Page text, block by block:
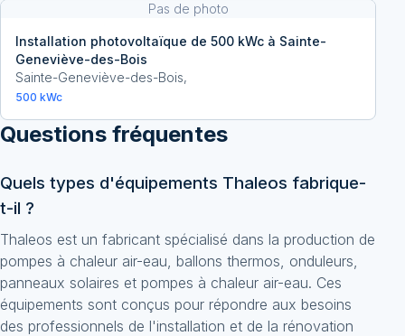
Pas de photo
Installation photovoltaïque de 500 kWc à Sainte-
Geneviève-des-Bois
Sainte-Geneviève-des-Bois,
500 kWc
Questions fréquentes
Quels types d'équipements Thaleos fabrique-
t-il ?
Thaleos est un fabricant spécialisé dans la production de
pompes à chaleur air-eau, ballons thermos, onduleurs,
panneaux solaires et pompes à chaleur air-eau. Ces
équipements sont conçus pour répondre aux besoins
des professionnels de l'installation et de la rénovation